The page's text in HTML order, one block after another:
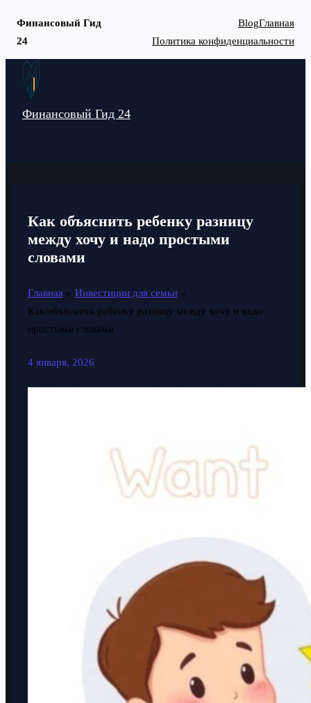
Финансовый Гид
24
BlogГлавная
Политика конфиденциальности
Перейти
Финансовый Гид 24
Как объяснить ребенку разницу
между хочу и надо простыми
словами
Главная
Инвестиции для семьи
Как объяснить ребенку разницу между хочу и надо
простыми словами
4 января, 2026